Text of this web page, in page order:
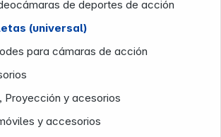
de deportes de acción
(universal)
para cámaras de acción
Proyección y acesorios
y accesorios